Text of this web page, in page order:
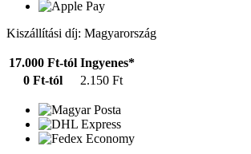
Kiszállítási díj: Magyarország
17.000 Ft-tól Ingyenes*
0 Ft-tól
2.150 Ft